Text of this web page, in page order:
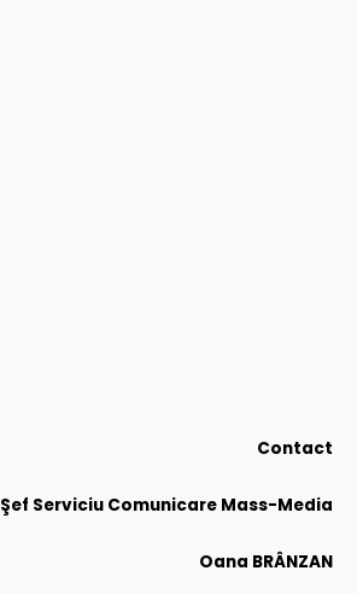
Contact
Şef Serviciu Comunicare Mass-Media
Oana BRÂNZAN